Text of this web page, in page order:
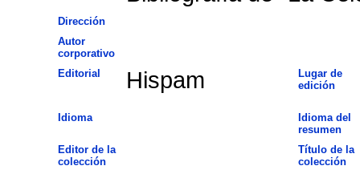
Dirección
Autor
corporativo
Editorial
Hispam
Lugar de
edición
Idioma
Idioma del
resumen
Editor de la
colección
Título de la
colección